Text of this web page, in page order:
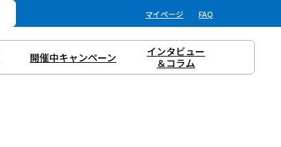
マイページ FAQ
開催中キャンペーン
インタビュー
＆コラム